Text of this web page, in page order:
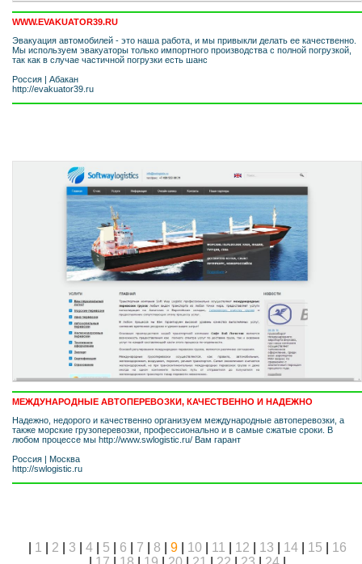
WWW.EVAKUATOR39.RU
Эвакуация автомобилей - это наша работа, и мы привыкли делать ее качественно.
Мы используем эвакуаторы только импортного производства с полной погрузкой,
так как в случае частичной погрузки есть шанс
Россия | Абакан
http://evakuator39.ru
МЕЖДУНАРОДНЫЕ АВТОПЕРЕВОЗКИ, КАЧЕСТВЕННО И НАДЕЖНО
Надежно, недорого и качественно организуем международные автоперевозки, а
также морские грузоперевозки, профессионально и в самые сжатые сроки. В
любом процессе мы http://www.swlogistic.ru/ Вам гарант
Россия | Москва
http://swlogistic.ru
1 2 3 4| 5 6 7 8 9| 10 11 12 13 14| 15
16